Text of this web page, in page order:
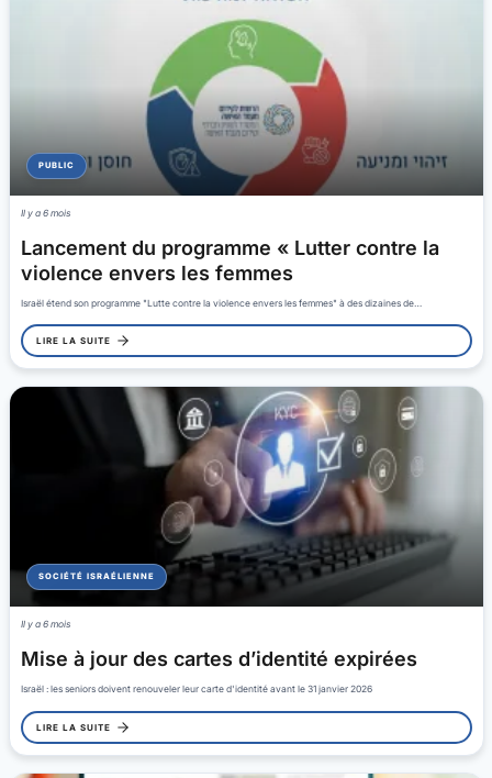
PUBLIC
Il y a 6 mois
Lancement du programme « Lutter contre la
violence envers les femmes
Israël étend son programme "Lutte contre la violence envers les femmes" à des dizaines de…
LIRE LA SUITE
SOCIÉTÉ ISRAÉLIENNE
Il y a 6 mois
Mise à jour des cartes d’identité expirées
Israël : les seniors doivent renouveler leur carte d'identité avant le 31 janvier 2026
LIRE LA SUITE